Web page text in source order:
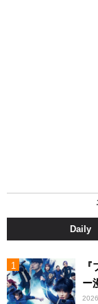
Daily
ー